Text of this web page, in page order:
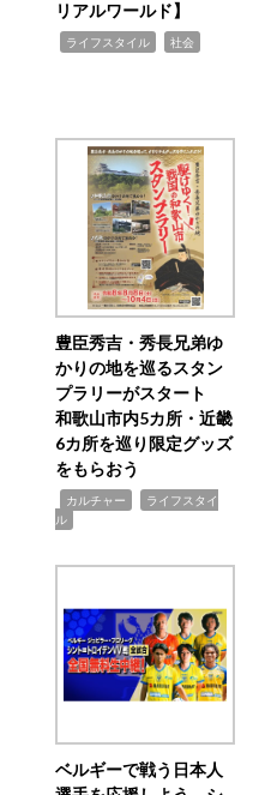
リアルワールド】
ライフスタイル 社会
豊臣秀吉・秀長兄弟ゆ
かりの地を巡るスタン
プラリーがスタート
和歌山市内5カ所・近畿
6カ所を巡り限定グッズ
をもらおう
カルチャー
ライフスタイ
ル
ベルギーで戦う日本人